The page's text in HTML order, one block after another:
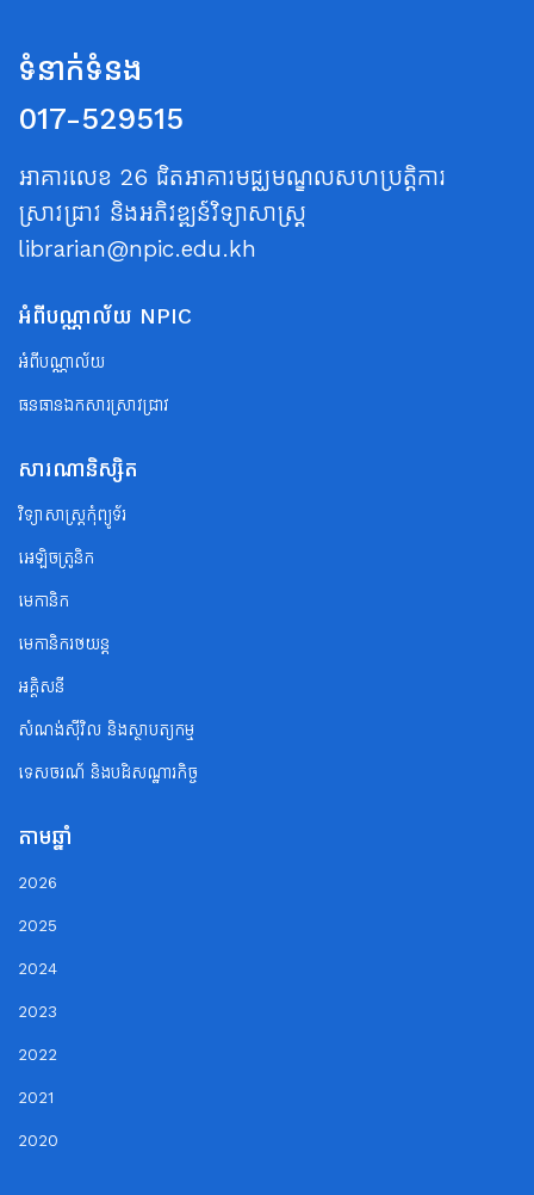
ទំនាក់ទំនង
017-529515
អាគារលេខ 26 ជិតអាគារមជ្ឈមណ្ឌលសហប្រត្តិការ
ស្រាវជ្រាវ និងអភិវឌ្ឍន៍វិទ្យាសាស្ត្រ
librarian@npic.edu.kh
អំពីបណ្ណាល័យ NPIC
អំពីបណ្ណាល័យ
ធនធានឯកសារស្រាវជ្រាវ
សារណានិស្សិត
វិទ្យាសាស្ត្រកុំព្យូទ័រ
អេឡិចត្រូនិក
មេកានិក
មេកានិករថយន្ត
អគ្គិសនី
សំណង់ស៊ីវិល និងស្ថាបត្យកម្ម
ទេសចរណ័ និងបដិសណ្ឋារកិច្ច
តាមឆ្នាំ
2026
2025
2024
2023
2022
2021
2020